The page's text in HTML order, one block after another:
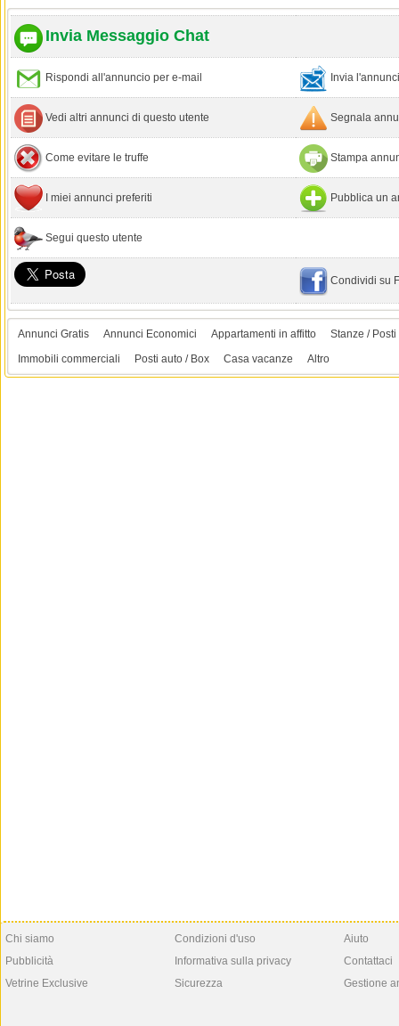
Invia Messaggio Chat
Rispondi all'annuncio per e-mail Invia
Vedi altri annunci di questo utente Segnala
Come evitare le truffe Stampa
I miei annunci preferiti Pubblica un
Segui questo utente
Condividi su
Annunci Gratis Annunci Economici Appartamenti in affitto
Stanze / Posti
Immobili commerciali
Posti auto / Box Casa vacanze Altro
Chi siamo
Pubblicità
Vetrine Exclusive
Condizioni d'uso
Informativa sulla privacy
Sicurezza
Aiuto
Contattaci
Gestione